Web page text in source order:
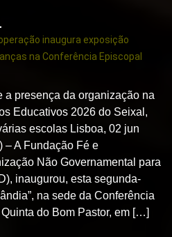
inaugura exposição
na Conferência Episcopal
a presença da organização na
Educativos 2026 do Seixal,
escolas Lisboa, 02 jun
– A Fundação Fé e
Não Governamental para
inaugurou, esta segunda-
na sede da Conferência
do Bom Pastor, em […]